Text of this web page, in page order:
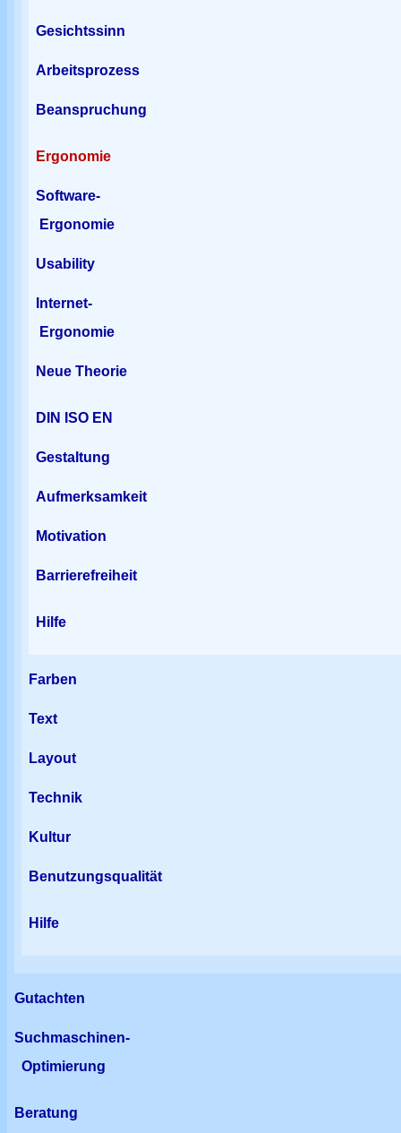
Gesichtssinn
Arbeitsprozess
Beanspruchung
Ergonomie
Software-
Ergonomie
Usability
Internet-
Ergonomie
Neue Theorie
DIN ISO EN
Gestaltung
Aufmerksamkeit
Motivation
Barrierefreiheit
Hilfe
Farben
Text
Layout
Technik
Kultur
Benutzungsqualität
Hilfe
Gutachten
Suchmaschinen-
Optimierung
Beratung